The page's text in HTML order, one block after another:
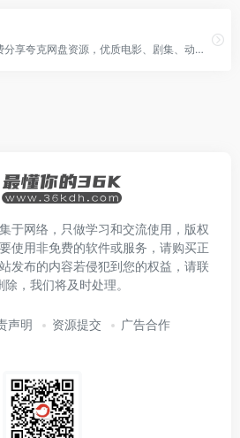
夸父资源社专注免费分享夸克网盘资源，优质电影、剧集、动漫、4K电影、4K电视剧、书籍资料、学习教程、音乐音频应有尽有，更多内容等待你来发掘
于网络，只做学习和交流使用，版权
使用非免费的软件或服务，请购买正
发布的内容若侵犯到您的权益，请联
除，我们将及时处理。
声明 资源提交 广告合作